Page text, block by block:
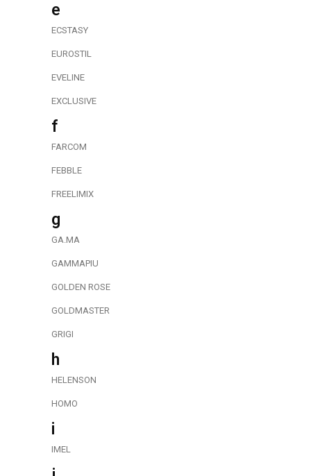
e
ECSTASY
EUROSTIL
EVELINE
EXCLUSIVE
f
FARCOM
FEBBLE
FREELIMIX
g
GA.MA
GAMMAPIU
GOLDEN ROSE
GOLDMASTER
GRIGI
h
HELENSON
HOMO
i
IMEL